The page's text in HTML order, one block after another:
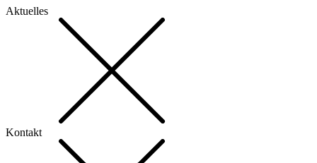
Aktuelles
Kontakt